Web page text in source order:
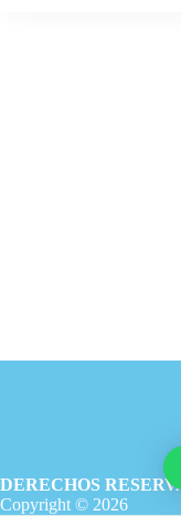
DERECHOS
Copyright © 2026